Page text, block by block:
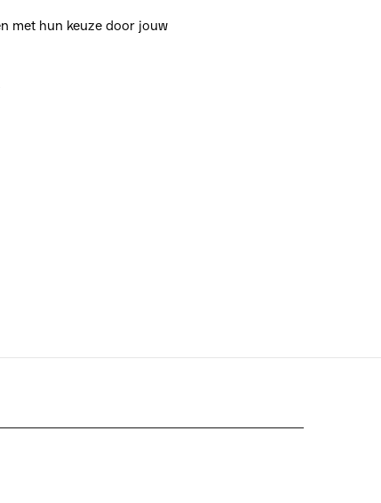
met hun keuze door jouw